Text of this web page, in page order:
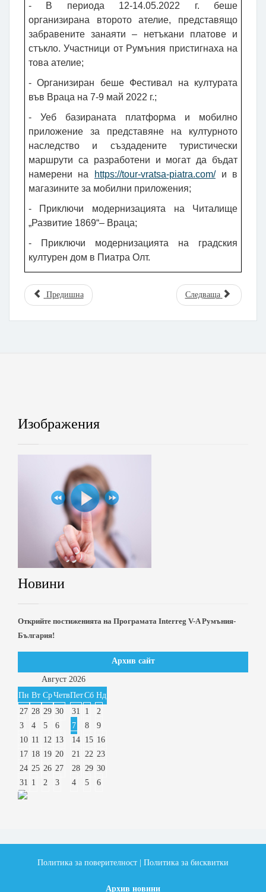
- В периода 12-14.05.2022 г. беше
организирана второто ателие, представящо
забравените занаяти – нетъкани платове и
стъкло. Участници от Румъния пристигнаха на
това ателие;
- Организиран беше Фестивал на културата
във Враца на 7-9 май 2022 г.;
- Уеб базираната платформа и мобилно
приложение за представяне на културното
наследство и създадените туристически
маршрути са разработени и могат да бъдат
намерени на
https://tour-vratsa-piatra.com/и в
магазините за мобилни приложения;
- Приключи модернизацията на Читалище
„Развитие 1869“– Враца;
- Приключи модернизацията на градския
културен дом в Пиатра Олт.
Предишна Следваща
Изображения
Новини
Открийте постиженията на Програмата Interreg V-A Румъния-
България!
Архив сайт
Август 2026
Пн Вт СрЧетвПетСб Нд
27 28 29 30 31 1
2
3
4 5 6 7 8
9
10 11 12 13 14 15 16
17 18 19 20 21 22 23
24 25 26 27 28 29 30
31 1 2 3 4 5 6
Политика за поверителност | Политика за бисквитки
Архив новини